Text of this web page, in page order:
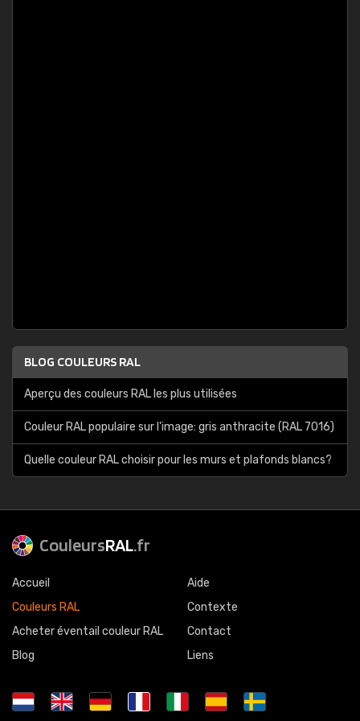
BLOG COULEURS RAL
Aperçu des couleurs RAL les plus utilisées
Couleur RAL populaire sur l'image: gris anthracite (RAL 7016)
Quelle couleur RAL choisir pour les murs et plafonds blancs?
CouleursRAL.fr
Accueil
Couleurs RAL
Acheter éventail couleur RAL
Blog
Aide
Contexte
Contact
Liens